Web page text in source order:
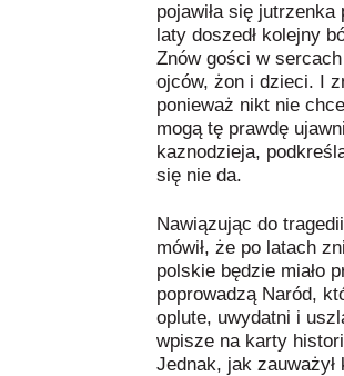
pojawiła się
laty doszedł kolejny
Znów gości w
ojców, żon i dzieci. I
ponieważ nikt nie
mogą tę prawdę
kaznodzieja,
się nie da.
Nawiązując do
mówił, że po latach
polskie będzie miało
poprowadzą Naród,
oplute, uwydatni i
wpisze na karty
Jednak, jak zauważył